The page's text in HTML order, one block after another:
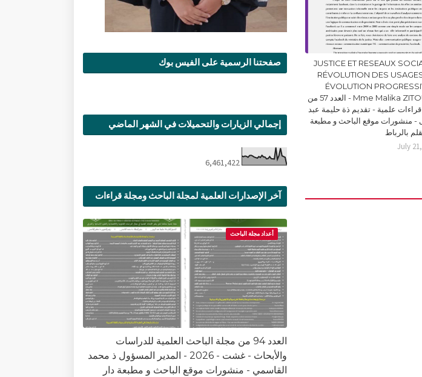
JUSTICE ET RESEAUX
RÉVOLUTION DES
ÉVOLUTION
Mme Malika ZITOUNY - العدد 57 من
علمية - تقديم ذة حليمة عبد
- منشورات موقع الباحث و مطبعة
بالرباط
July
صفحتنا الرسمية على الفيس بوك
إجمالي الزيارات والتحميلات في الشهر الماضي
6,461,422
آخر الإصدارات العلمية لمجلة الباحث ومجلة قراءات
أعداد مجلة الباحث
العدد 94 من مجلة الباحث العلمية للدراسات
والأبحاث - غشت - 2026 - المدير المسؤول ذ محمد
القاسمي - منشورات موقع الباحث و مطبعة دار